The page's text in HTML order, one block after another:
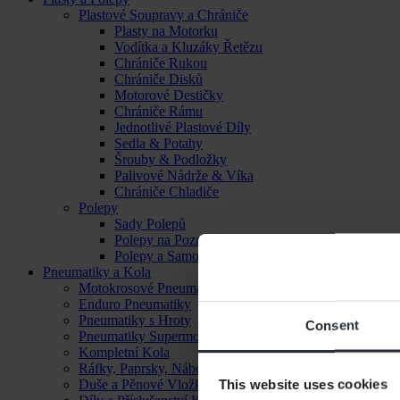
Consent
This website uses cookies
Plastové Soupravy a Chrániče
Plasty na Motorku
Vodítka a Kluzáky Řetězu
Chrániče Rukou
Chrániče Disků
Motorové Destičky
Chrániče Rámu
Jednotlivé Plastové Díly
Sedla & Potahy
Šrouby & Podložky
Palivové Nádrže & Víka
Chrániče Chladiče
Polepy
Sady Polepů
Polepy na Poznávací Značku
Polepy a Samolepky
Pneumatiky a Kola
Motokrosové Pneumatiky
Enduro Pneumatiky
Pneumatiky s Hroty
Pneumatiky Supermoto
Kompletní Kola
Ráfky, Paprsky, Náboje a Ložiska
Duše a Pěnové Vložky